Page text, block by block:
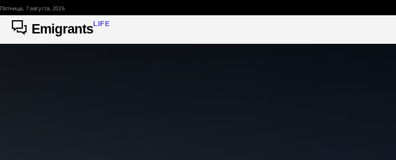
Пятница, 7 августа, 2026
EmigrantsLIFE